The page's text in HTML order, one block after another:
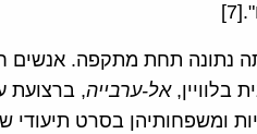
נתונה תחת מתקפה. אנשים
בלוויין,אל-ערבייה, ברצועת
ומשפחותיהן בסרט